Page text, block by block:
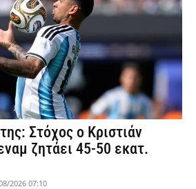
Στόχος ο Κριστιάν
ζητάει 45-50 εκατ.
2026 07:10